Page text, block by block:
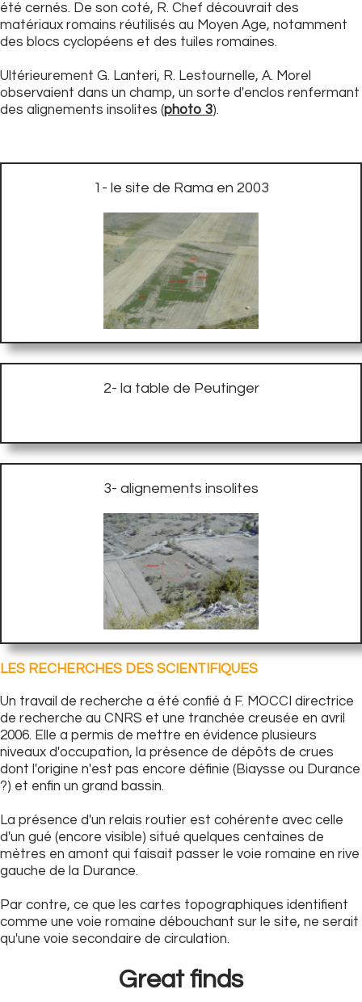
été cernés. De son coté, R. Chef découvrait des
matériaux romains réutilisés au Moyen Age, notamment
des blocs cyclopéens et des tuiles romaines.
Ultérieurement G. Lanteri, R. Lestournelle, A. Morel
observaient dans un champ, un sorte d'enclos renfermant
des alignements insolites (photo 3).
1- le site de Rama en 2003
2- la table de Peutinger
3- alignements insolites
LES RECHERCHES DES SCIENTIFIQUES
Un travail de recherche a été confié à F. MOCCI directrice
de recherche au CNRS et une tranchée creusée en avril
2006. Elle a permis de mettre en évidence plusieurs
niveaux d'occupation, la présence de dépôts de crues
dont l'origine n'est pas encore définie (Biaysse ou Durance
?) et enfin un grand bassin.
La présence d'un relais routier est cohérente avec celle
d'un gué (encore visible) situé quelques centaines de
mètres en amont qui faisait passer le voie romaine en rive
gauche de la Durance.
Par contre, ce que les cartes topographiques identifient
comme une voie romaine débouchant sur le site, ne serait
qu'une voie secondaire de circulation.
Great finds